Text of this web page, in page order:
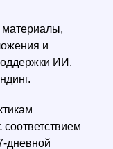
материалы,
и
ИИ.
дневной